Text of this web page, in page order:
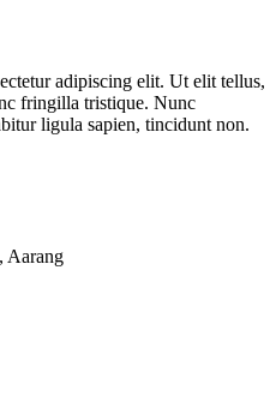
adipiscing elit. Ut elit tellus,
fringilla tristique. Nunc
ligula sapien, tincidunt non.
Aarang